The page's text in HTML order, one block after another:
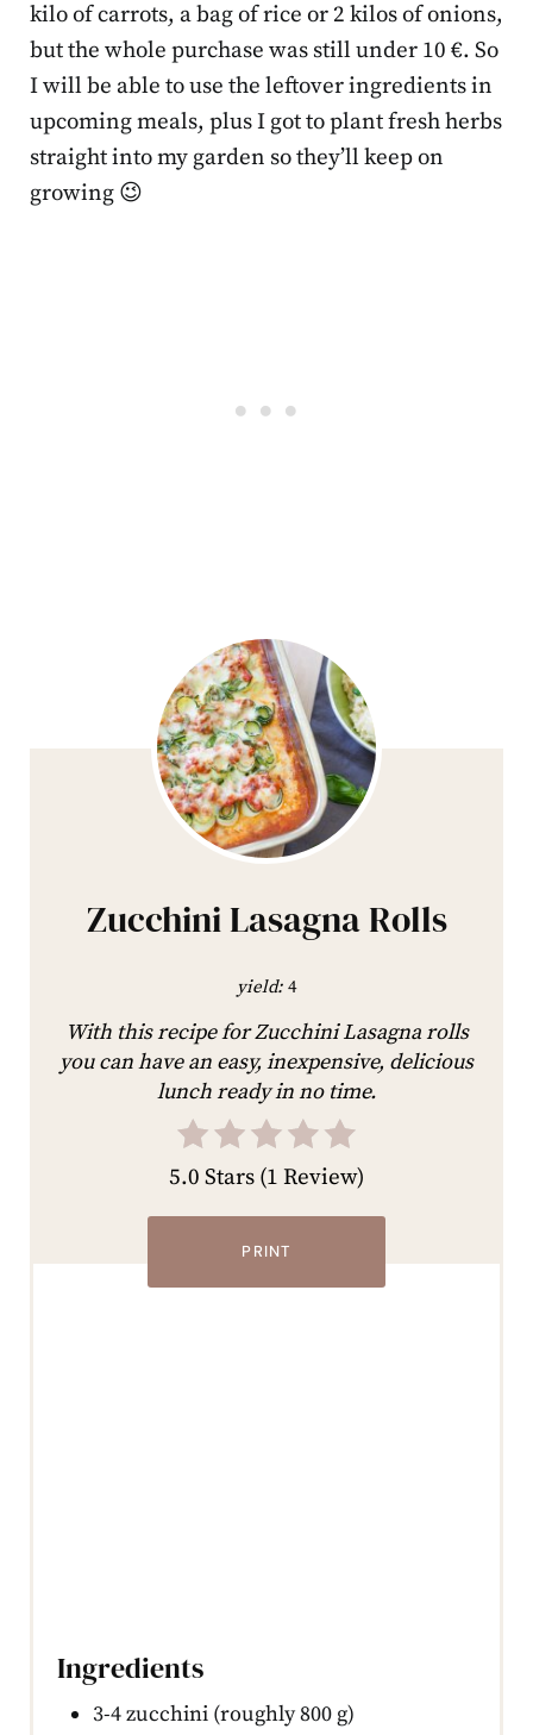
kilo of carrots, a bag of rice or 2 kilos of onions,
but the whole purchase was still under 10 €. So
I will be able to use the leftover ingredients in
upcoming meals, plus I got to plant fresh herbs
straight into my garden so they’ll keep on
growing 😉
Zucchini Lasagna Rolls
yield: 4
With this recipe for Zucchini Lasagna rolls
you can have an easy, inexpensive, delicious
lunch ready in no time.
5.0 Stars (1 Review)
PRINT
Ingredients
3-4 zucchini (roughly 800 g)